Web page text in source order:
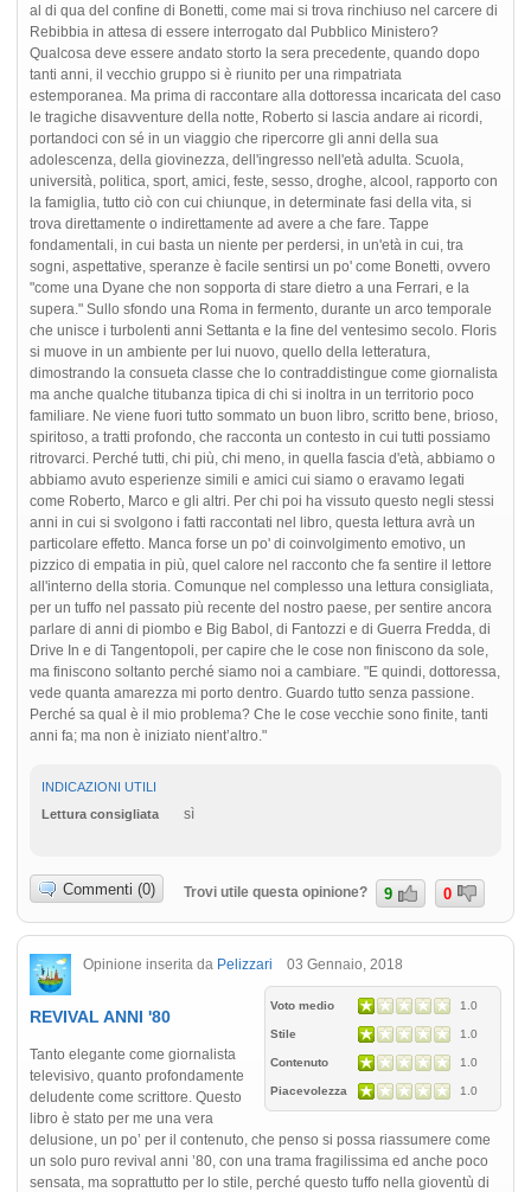
al di qua del confine di Bonetti, come mai si trova rinchiuso nel carcere di
Rebibbia in attesa di essere interrogato dal Pubblico Ministero?
Qualcosa deve essere andato storto la sera precedente, quando dopo
tanti anni, il vecchio gruppo si è riunito per una rimpatriata
estemporanea. Ma prima di raccontare alla dottoressa incaricata del caso
le tragiche disavventure della notte, Roberto si lascia andare ai ricordi,
portandoci con sé in un viaggio che ripercorre gli anni della sua
adolescenza, della giovinezza, dell'ingresso nell'età adulta. Scuola,
università, politica, sport, amici, feste, sesso, droghe, alcool, rapporto con
la famiglia, tutto ciò con cui chiunque, in determinate fasi della vita, si
trova direttamente o indirettamente ad avere a che fare. Tappe
fondamentali, in cui basta un niente per perdersi, in un'età in cui, tra
sogni, aspettative, speranze è facile sentirsi un po' come Bonetti, ovvero
"come una Dyane che non sopporta di stare dietro a una Ferrari, e la
supera." Sullo sfondo una Roma in fermento, durante un arco temporale
che unisce i turbolenti anni Settanta e la fine del ventesimo secolo. Floris
si muove in un ambiente per lui nuovo, quello della letteratura,
dimostrando la consueta classe che lo contraddistingue come giornalista
ma anche qualche titubanza tipica di chi si inoltra in un territorio poco
familiare. Ne viene fuori tutto sommato un buon libro, scritto bene, brioso,
spiritoso, a tratti profondo, che racconta un contesto in cui tutti possiamo
ritrovarci. Perché tutti, chi più, chi meno, in quella fascia d'età, abbiamo o
abbiamo avuto esperienze simili e amici cui siamo o eravamo legati
come Roberto, Marco e gli altri. Per chi poi ha vissuto questo negli stessi
anni in cui si svolgono i fatti raccontati nel libro, questa lettura avrà un
particolare effetto. Manca forse un po' di coinvolgimento emotivo, un
pizzico di empatia in più, quel calore nel racconto che fa sentire il lettore
all'interno della storia. Comunque nel complesso una lettura consigliata,
per un tuffo nel passato più recente del nostro paese, per sentire ancora
parlare di anni di piombo e Big Babol, di Fantozzi e di Guerra Fredda, di
Drive In e di Tangentopoli, per capire che le cose non finiscono da sole,
ma finiscono soltanto perché siamo noi a cambiare. "E quindi, dottoressa,
vede quanta amarezza mi porto dentro. Guardo tutto senza passione.
Perché sa qual è il mio problema? Che le cose vecchie sono finite, tanti
anni fa; ma non è iniziato nient’altro."
INDICAZIONI UTILI
Lettura consigliata
sì
Commenti (0) Trovi utile questa opinione? 9 0
Opinione inserita da Pelizzari 03 Gennaio, 2018
Voto medio 1.0
Stile 1.0
Contenuto 1.0
Piacevolezza 1.0
REVIVAL ANNI '80
Tanto elegante come giornalista
televisivo, quanto profondamente
deludente come scrittore. Questo
libro è stato per me una vera
delusione, un po’ per il contenuto, che penso si possa riassumere come
un solo puro revival anni ’80, con una trama fragilissima ed anche poco
sensata, ma soprattutto per lo stile, perché questo tuffo nella gioventù di